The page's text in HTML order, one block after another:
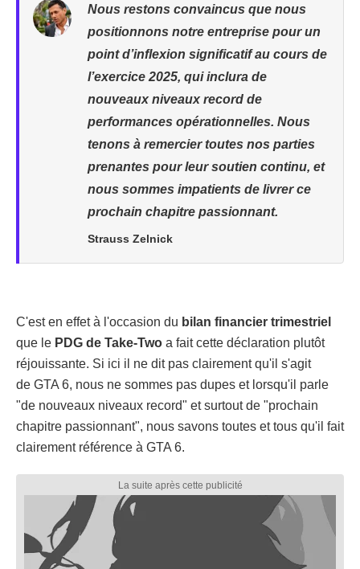
Nous restons convaincus que nous
positionnons notre entreprise pour un
point d’inflexion significatif au cours de
l’exercice 2025, qui inclura de
nouveaux niveaux record de
performances opérationnelles. Nous
tenons à remercier toutes nos parties
prenantes pour leur soutien continu, et
nous sommes impatients de livrer ce
prochain chapitre passionnant.
Strauss Zelnick
C'est en effet à l'occasion du bilan financier trimestriel
que le PDG de Take-Two a fait cette déclaration plutôt
réjouissante. Si ici il ne dit pas clairement qu'il s'agit
de GTA 6, nous ne sommes pas dupes et lorsqu'il parle
"de nouveaux niveaux record" et surtout de "prochain
chapitre passionnant", nous savons toutes et tous qu'il fait
clairement référence à GTA 6.